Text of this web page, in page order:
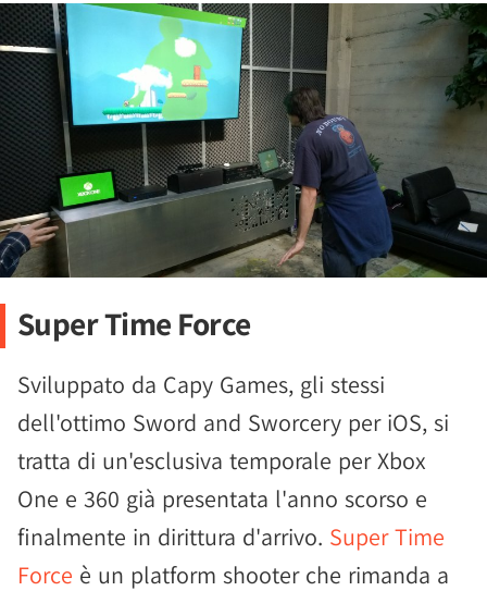
Super Time Force
Sviluppato da Capy Games, gli stessi
dell'ottimo Sword and Sworcery per iOS, si
tratta di un'esclusiva temporale per Xbox
One e 360 già presentata l'anno scorso e
finalmente in dirittura d'arrivo. Super Time
Force è un platform shooter che rimanda a